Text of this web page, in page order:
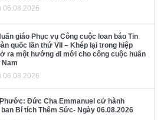
06.08.2026
giáo Phục vụ Công cuộc loan báo Tin
quốc lần thứ VII – Khép lại trong hiệp
ra một hướng đi mới cho công cuộc huấn
Nam
06.08.2026
Đức Cha Emmanuel cử hành
ban Bí tích Thêm Sức- Ngày 06.08.2026